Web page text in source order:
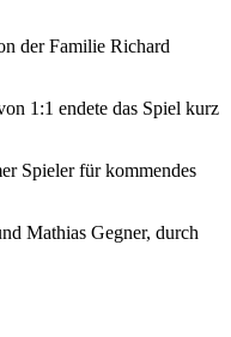
der Familie Richard
1:1 endete das Spiel kurz
Spieler für kommendes
Mathias Gegner, durch